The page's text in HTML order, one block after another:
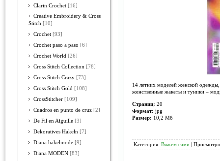
Clarin Crochet [16]
Creative Embroidery & Cross
Stitch [10]
Crochet [93]
Crochet paso a paso [6]
Crochet World [26]
Cross Stitch Collection [78]
Cross Stitch Crazy [73]
Cross Stitch Gold [108]
CrossStitcher [109]
Cuadros en punto de cruz [2]
De Fil en Aiguille [3]
Dekoratives Hakeln [7]
Diana hakelmode [9]
Diana MODEN [83]
14 летних моделей женской
женственные жакеты и туники –
Страниц: 20
Формат: jpg
Размер: 10,2 Мб
Категория: Вяжем сами |